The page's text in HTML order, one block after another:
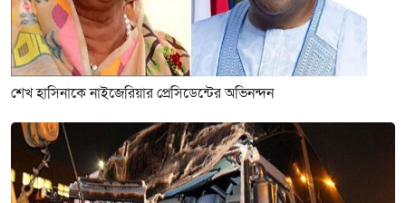
শেখ হাসিনাকে নাইজেরিয়ার প্রেসিডেন্টের অভিনন্দন